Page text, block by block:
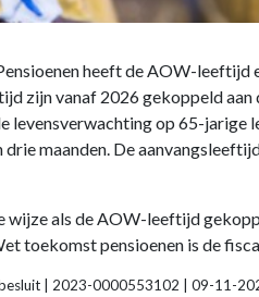
heeft de AOW-
zijn vanaf 2026 gekoppeld
levensverwachting op 65-
maanden. De
als de AOW-leeftijd
toekomst pensioenen is de
besluit | 2023-0000553102 | 09-11-